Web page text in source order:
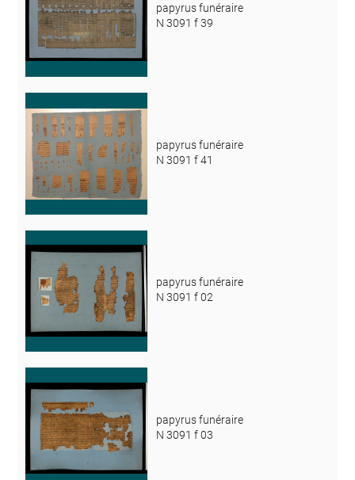
papyrus funéraire
N 3091 f 39
papyrus funéraire
N 3091 f 41
papyrus funéraire
N 3091 f 02
papyrus funéraire
N 3091 f 03